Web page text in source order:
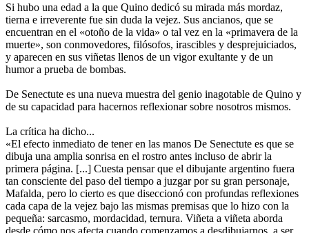
Si hubo una edad a la que Quino dedicó su mirada más mordaz,
tierna e irreverente fue sin duda la vejez. Sus ancianos, que se
encuentran en el «otoño de la vida» o tal vez en la «primavera de la
muerte», son conmovedores, filósofos, irascibles y desprejuiciados,
y aparecen en sus viñetas llenos de un vigor exultante y de un
humor a prueba de bombas.
De Senectute es una nueva muestra del genio inagotable de Quino y
de su capacidad para hacernos reflexionar sobre nosotros mismos.
La crítica ha dicho...
«El efecto inmediato de tener en las manos De Senectute es que se
dibuja una amplia sonrisa en el rostro antes incluso de abrir la
primera página. [...] Cuesta pensar que el dibujante argentino fuera
tan consciente del paso del tiempo a juzgar por su gran personaje,
Mafalda, pero lo cierto es que diseccionó con profundas reflexiones
cada capa de la vejez bajo las mismas premisas que lo hizo con la
pequeña: sarcasmo, mordacidad, ternura. Viñeta a viñeta aborda
desde cómo nos afecta cuando comenzamos a desdibujarnos, a ser